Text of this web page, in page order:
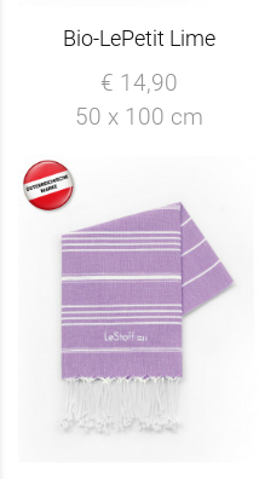
Bio-LePetit Lime
€ 14,90
50 x 100 cm